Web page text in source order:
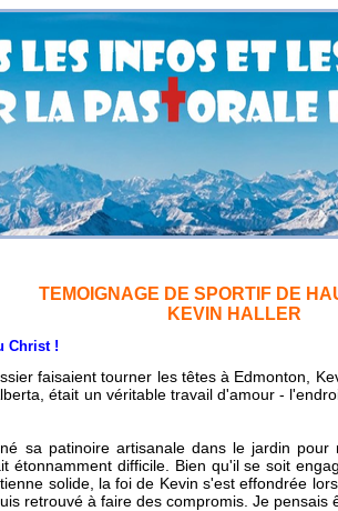
TEMOIGNAGE DE SPORTIF DE
KEVIN HALLER
!
faisaient tourner les têtes à Edmonton,
était un véritable travail d'amour -
sa patinoire artisanale dans le jardin
étonnamment difficile. Bien qu'il se soit
solide, la foi de Kevin s'est effondrée
retrouvé à faire des compromis. Je